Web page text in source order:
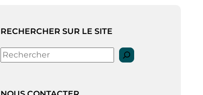
RECHERCHER SUR LE SITE
Rechercher